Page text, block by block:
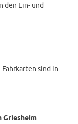
den Ein- und
sind in
Griesheim